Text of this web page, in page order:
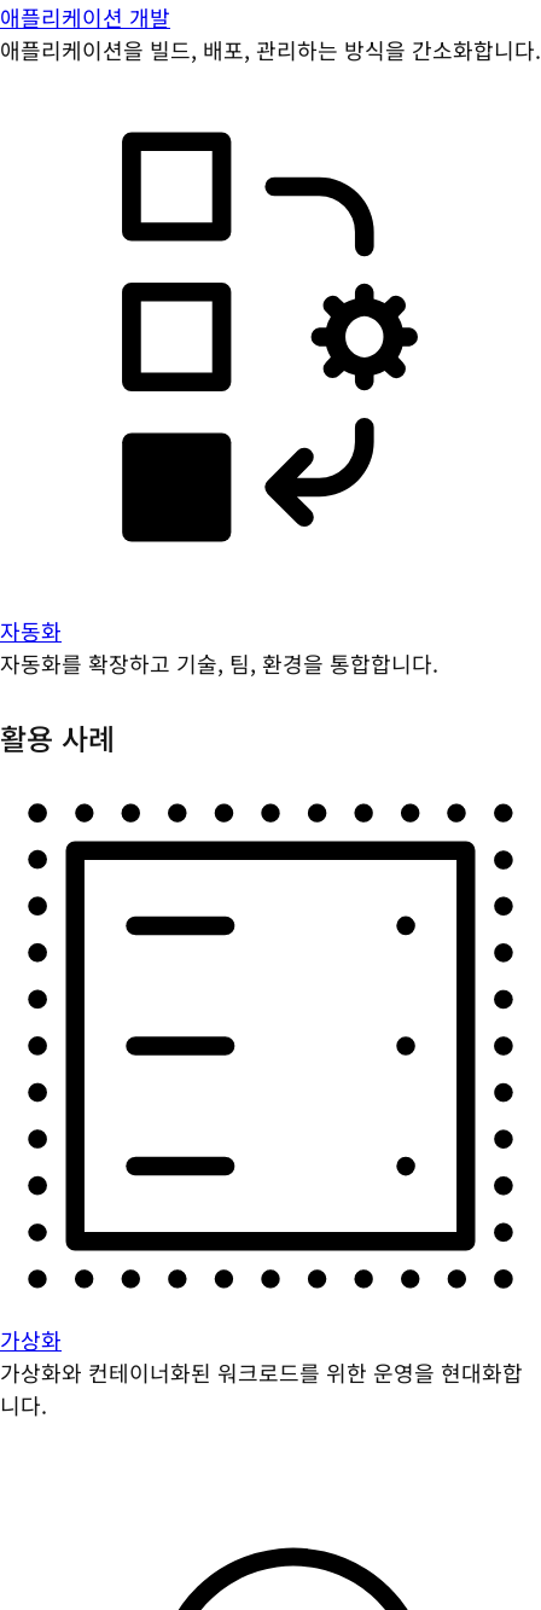
애플리케이션 개발
애플리케이션을 빌드, 배포, 관리하는 방식을 간소화합니다.
자동화
자동화를 확장하고 기술, 팀, 환경을 통합합니다.
활용 사례
가상화
가상화와 컨테이너화된 워크로드를 위한 운영을 현대화합
니다.